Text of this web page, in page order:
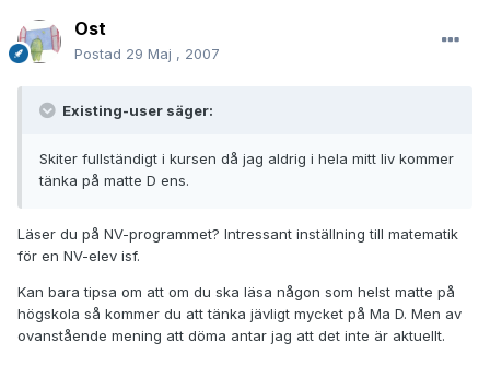
Ost
Postad 29 Maj , 2007
Existing-user säger:
Skiter fullständigt i kursen då jag aldrig i hela mitt liv kommer
tänka på matte D ens.
Läser du på NV-programmet? Intressant inställning till matematik
för en NV-elev isf.
Kan bara tipsa om att om du ska läsa någon som helst matte på
högskola så kommer du att tänka jävligt mycket på Ma D. Men av
ovanstående mening att döma antar jag att det inte är aktuellt.